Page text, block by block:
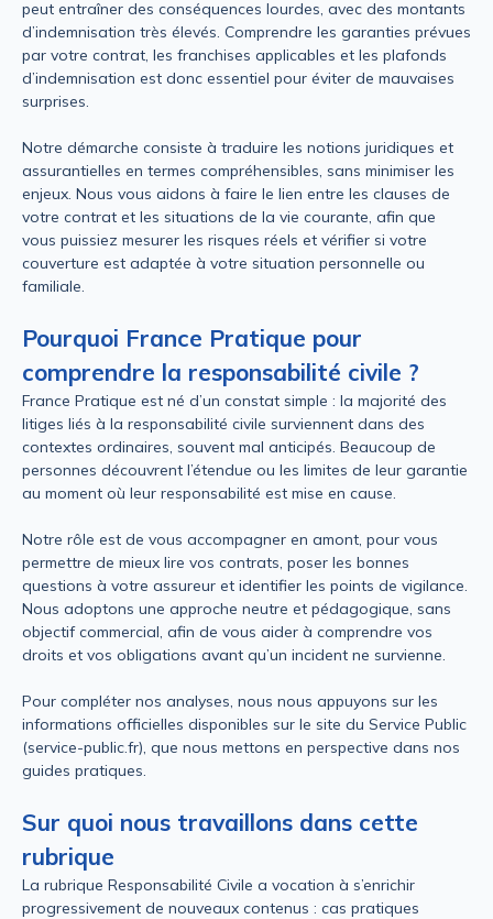
peut entraîner des conséquences lourdes, avec des montants
d’indemnisation très élevés. Comprendre les garanties prévues
par votre contrat, les franchises applicables et les plafonds
d’indemnisation est donc essentiel pour éviter de mauvaises
surprises.
Notre démarche consiste à traduire les notions juridiques et
assurantielles en termes compréhensibles, sans minimiser les
enjeux. Nous vous aidons à faire le lien entre les clauses de
votre contrat et les situations de la vie courante, afin que
vous puissiez mesurer les risques réels et vérifier si votre
couverture est adaptée à votre situation personnelle ou
familiale.
Pourquoi France Pratique pour
comprendre la responsabilité civile ?
France Pratique est né d’un constat simple : la majorité des
litiges liés à la responsabilité civile surviennent dans des
contextes ordinaires, souvent mal anticipés. Beaucoup de
personnes découvrent l’étendue ou les limites de leur garantie
au moment où leur responsabilité est mise en cause.
Notre rôle est de vous accompagner en amont, pour vous
permettre de mieux lire vos contrats, poser les bonnes
questions à votre assureur et identifier les points de vigilance.
Nous adoptons une approche neutre et pédagogique, sans
objectif commercial, afin de vous aider à comprendre vos
droits et vos obligations avant qu’un incident ne survienne.
Pour compléter nos analyses, nous nous appuyons sur les
informations officielles disponibles sur le site du Service Public
(service-public.fr), que nous mettons en perspective dans nos
guides pratiques.
Sur quoi nous travaillons dans cette
rubrique
La rubrique Responsabilité Civile a vocation à s’enrichir
progressivement de nouveaux contenus : cas pratiques